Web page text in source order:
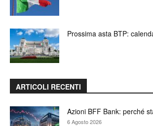
Prossima asta BTP:
ARTICOLI RECENTI
Azioni BFF Bank: perché
6 Agosto 2026